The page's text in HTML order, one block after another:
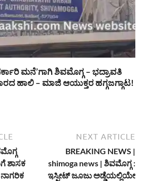
ಮನೆ’ಗಾಗಿ ಶಿವಮೊಗ್ಗ – ಭದ್ರಾವತಿ
ಹಾಲಿ – ಮಾಜಿ ಆಯುಕ್ತರ ಹಗ್ಗಜಗ್ಗಾಟ!
ಶಾಸಕ
NEXT ARTICLE
BREAKING NEWS |
shimoga news | ಶಿವಮೊಗ್ಗ :
ಇಸ್ಪೀಟ್ ಜೂಜು ಅಡ್ಡೆಯಲ್ಲಿಯೇ